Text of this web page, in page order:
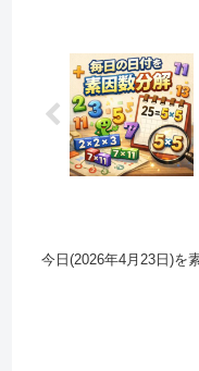
今日(2026年4月23日)を